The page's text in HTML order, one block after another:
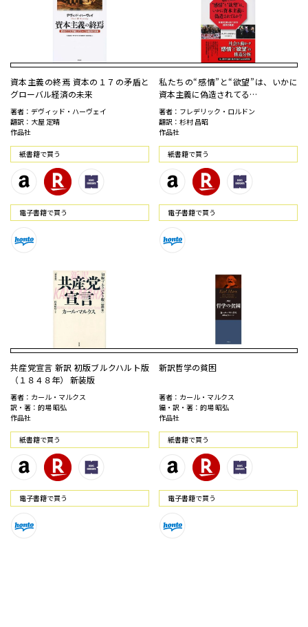
資本主義の終焉 資本の１７の矛盾と
グローバル経済の未来
著者：デヴィッド・ハーヴェイ
翻訳：大屋 定晴
作品社
紙書籍で買う
電⼦書籍で買う
私たちの“感情”と“欲望”は、いかに
資本主義に偽造されてる…
著者：フレデリック・ロルドン
翻訳：杉村 昌昭
作品社
紙書籍で買う
電⼦書籍で買う
共産党宣言 新訳 初版ブルクハルト版
（１８４８年） 新装版
著者：カール・マルクス
訳・著：的場 昭弘
作品社
紙書籍で買う
電⼦書籍で買う
新訳哲学の貧困
著者：カール・マルクス
編・訳・著：的場 昭弘
作品社
紙書籍で買う
電⼦書籍で買う